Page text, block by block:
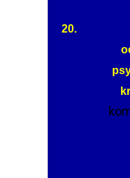
20.